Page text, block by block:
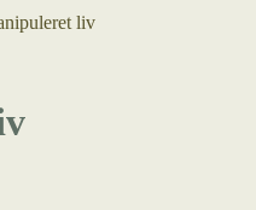
liv